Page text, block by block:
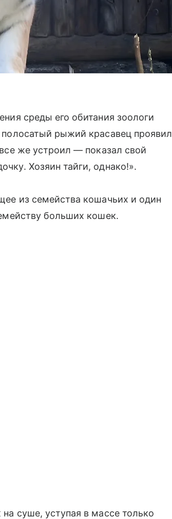
среды его обитания зоологи
рыжий красавец проявил
же устроил — показал свой
Хозяин тайги, однако!».
из семейства кошачьих и один
больших кошек.
суше, уступая в массе только